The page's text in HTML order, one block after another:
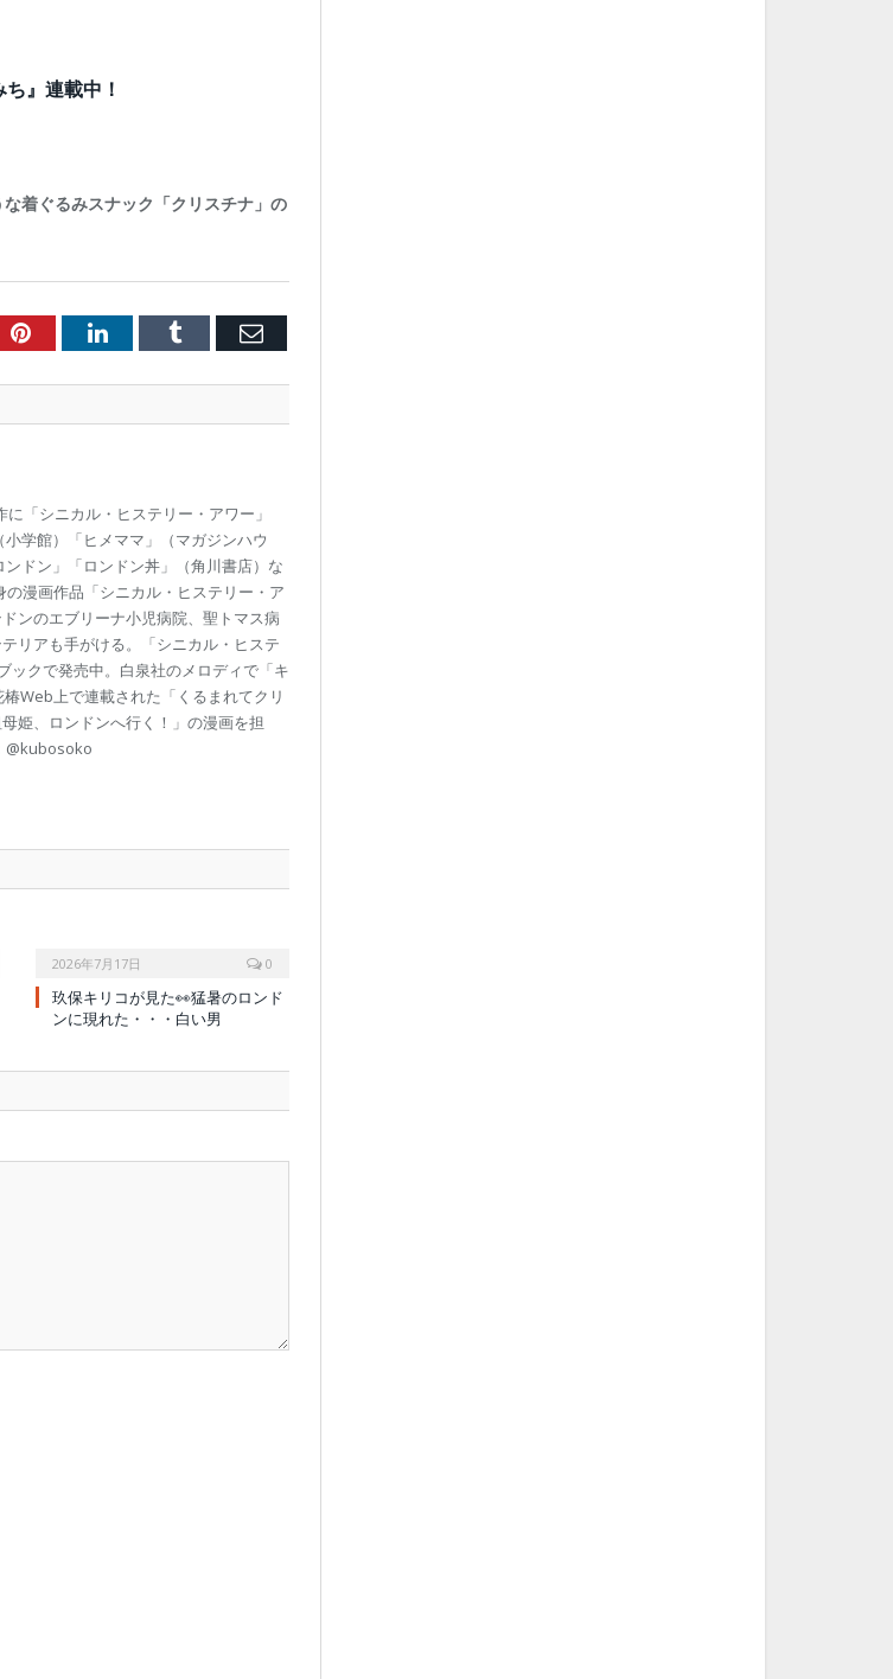
』連載中！
着ぐるみスナック「クリスチナ」の
PinterestLinkedInTumblr Email
「シニカル・ヒステリー・アワー」
学館）「ヒメママ」（マガジンハウ
ドン」「ロンドン丼」（角川書店）な
漫画作品「シニカル・ヒステリー・ア
ンのエブリーナ小児病院、聖トマス病
リアも手がける。「シニカル・ヒステ
ックで発売中。白泉社のメロディで「キ
Web上で連載された「くるまれてクリ
姫、ロンドンへ行く！」の漫画を担
@kubosoko
2026年7月17日 0
玖保キリコが見た👀猛暑のロンド
ンに現れた・・・白い男